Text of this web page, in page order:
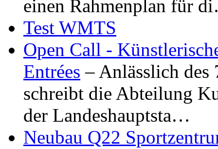
einen Rahmenplan für
Test WMTS
Open Call -
Entrées – Anlässlich
schreibt die Abteilung
der Landeshauptsta…
Neubau Q22